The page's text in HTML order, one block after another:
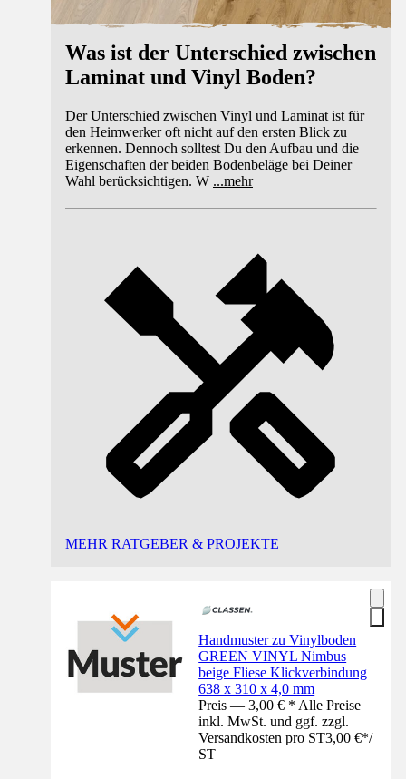
Was ist der Unterschied zwischen
Laminat und Vinyl Boden?
Der Unterschied zwischen Vinyl und Laminat ist für
den Heimwerker oft nicht auf den ersten Blick zu
erkennen. Dennoch solltest Du den Aufbau und die
Eigenschaften der beiden Bodenbeläge bei Deiner
Wahl berücksichtigen. W ...mehr
MEHR RATGEBER & PROJEKTE
Handmuster zu Vinylboden
GREEN VINYL Nimbus
beige Fliese Klickverbindung
638 x 310 x 4,0 mm
Preis — 3,00 € * Alle Preise
inkl. MwSt. und ggf. zzgl.
Versandkosten pro ST3,00 €*/
ST